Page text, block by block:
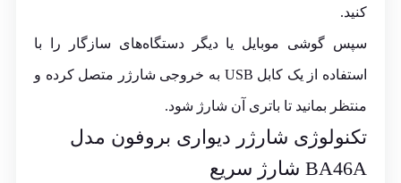
کنید.
سپس گوشی موبایل یا دیگر دستگاه‌های سازگار را با
استفاده از یک کابل USB به خروجی شارژر متصل کرده و
منتظر بمانید تا باتری آن شارژ شود.
تکنولوژی شارژر دیواری بروفون مدل
BA46A شارژ سریع